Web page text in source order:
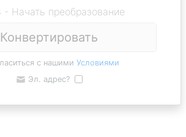
Начать преобразование
Конвертировать
с нашими Условиями
Эл. адрес?